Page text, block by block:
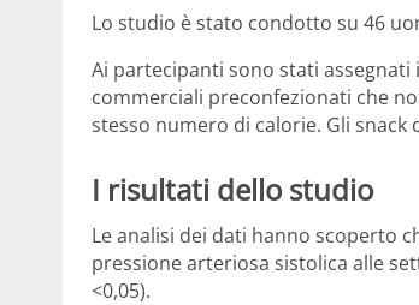
Lo studio è stato condotto su 46
Ai partecipanti sono stati
commerciali preconfezionati che
stesso numero di calorie. Gli
I risultati dello studio
Le analisi dei dati hanno scoperto
pressione arteriosa sistolica alle
<0,05).